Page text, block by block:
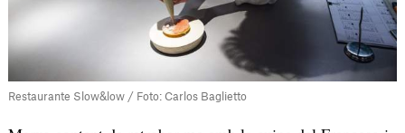
Restaurante Slow&low / Foto: Carlos Baglietto